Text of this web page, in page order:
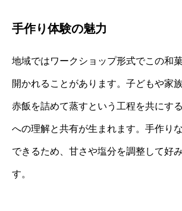
手作り体験の魅力
地域ではワークショップ形式でこの和
開かれることがあります。子どもや家
赤飯を詰めて蒸すという工程を共にす
への理解と共有が生まれます。手作り
できるため、甘さや塩分を調整して好
す。